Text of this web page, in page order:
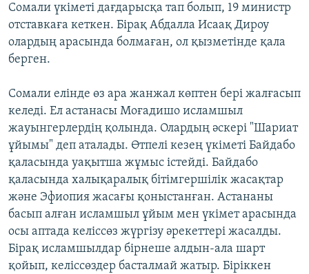
Сомали үкіметі дағдарысқа тап болып, 19 министр
отставкаға кеткен. Бірақ Абдалла Исаақ Дироу
олардың арасында болмаған, ол қызметінде қала
берген.
Сомали елінде өз ара жанжал көптен бері жалғасып
келеді. Ел астанасы Моғадишо исламшыл
жауынгерлердің қолында. Олардың әскері "Шариат
ұйымы" деп аталады. Өтпелі кезең үкіметі Байдабо
қаласында уақытша жұмыс істейді. Байдабо
қаласында халықаралық бітімгершілік жасақтар
және Эфиопия жасағы қоныстанған. Астананы
басып алған исламшыл ұйым мен үкімет арасында
осы аптада келіссөз жүргізу әрекеттері жасалды.
Бірақ исламшылдар бірнеше алдын-ала шарт
қойып, келіссөздер басталмай жатыр. Біріккен